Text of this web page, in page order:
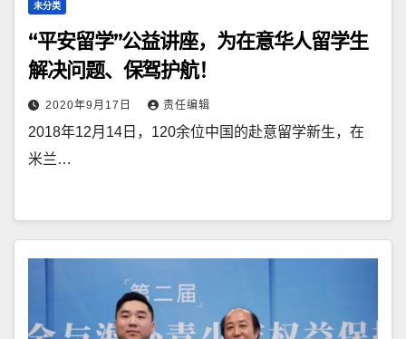
未分类
“平安留学”公益讲座，为在意华人留学生
解决问题、保驾护航！
2020年9月17日 责任编辑
2018年12月14日，120余位中国的赴意留学新生，在
米兰…